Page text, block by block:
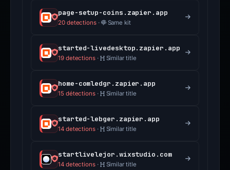
page-setup-coins.zapier.app
20 detections· Same kit
started-livedesktop.zapier.app
19 detections· Similar title
home-comledgr.zapier.app
15 détections· Similar title
started-lebger.zapier.app
14 detections· Similar title
startlivelejor.wixstudio.com
14 detections· Similar title